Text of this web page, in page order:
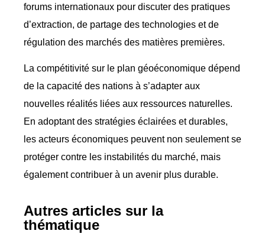
forums internationaux pour discuter des pratiques
d’extraction, de partage des technologies et de
régulation des marchés des matières premières.
La compétitivité sur le plan géoéconomique dépend
de la capacité des nations à s’adapter aux
nouvelles réalités liées aux ressources naturelles.
En adoptant des stratégies éclairées et durables,
les acteurs économiques peuvent non seulement se
protéger contre les instabilités du marché, mais
également contribuer à un avenir plus durable.
Autres articles sur la
thématique